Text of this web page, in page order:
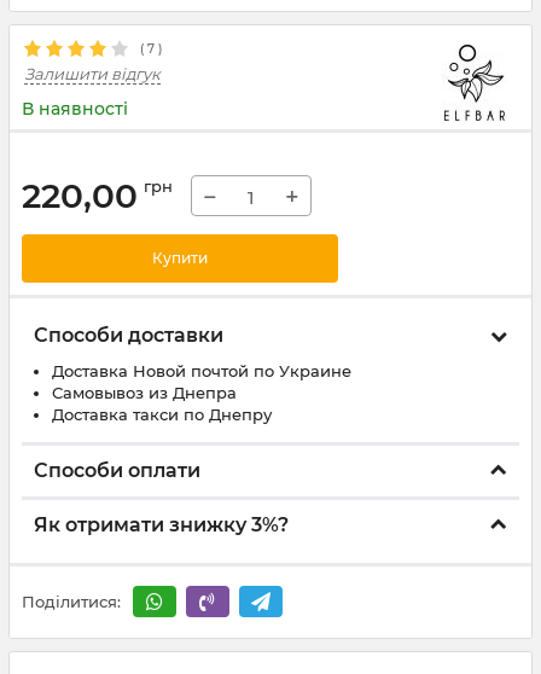
( 7 )
Залишити відгук
В наявності
220,00 грн − +
Купити
Способи доставки
Доставка Новой почтой по Украине
Самовывоз из Днепра
Доставка такси по Днепру
Способи оплати
Як отримати знижку 3%?
Поділитися: